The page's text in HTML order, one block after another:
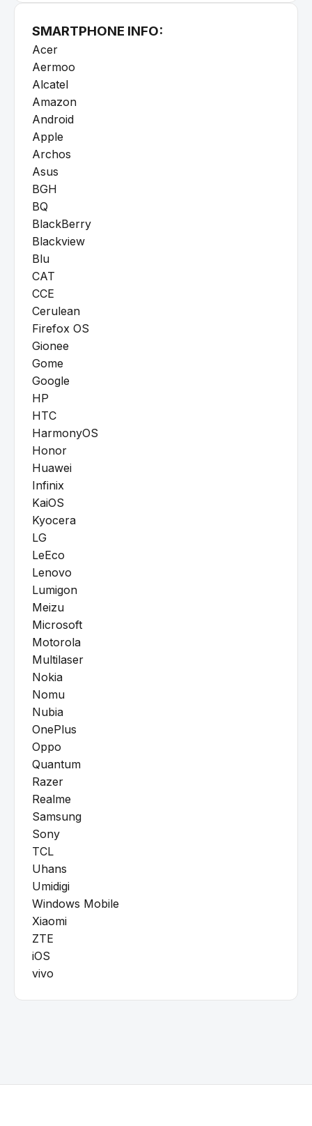
SMARTPHONE INFO:
Acer
Aermoo
Alcatel
Amazon
Android
Apple
Archos
Asus
BGH
BQ
BlackBerry
Blackview
Blu
CAT
CCE
Cerulean
Firefox OS
Gionee
Gome
Google
HP
HTC
HarmonyOS
Honor
Huawei
Infinix
KaiOS
Kyocera
LG
LeEco
Lenovo
Lumigon
Meizu
Microsoft
Motorola
Multilaser
Nokia
Nomu
Nubia
OnePlus
Oppo
Quantum
Razer
Realme
Samsung
Sony
TCL
Uhans
Umidigi
Windows Mobile
Xiaomi
ZTE
iOS
vivo